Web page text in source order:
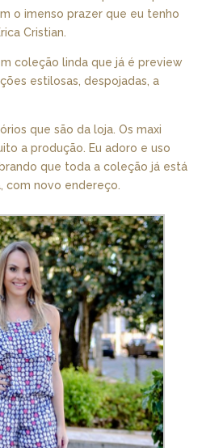
o imenso prazer que eu tenho
Cristian.
coleção linda que já é preview
estilosas, despojadas, a
que são da loja. Os maxi
a produção. Eu adoro e uso
que toda a coleção já está
com novo endereço.